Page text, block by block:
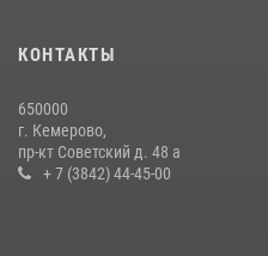
20 июля 2026, 10:54
с покупками
20 июля 2026, 08:52
КОНТАКТЫ
650000
г. Кемерово,
пр-кт Советский д. 48 а
+ 7 (3842) 44-45-00